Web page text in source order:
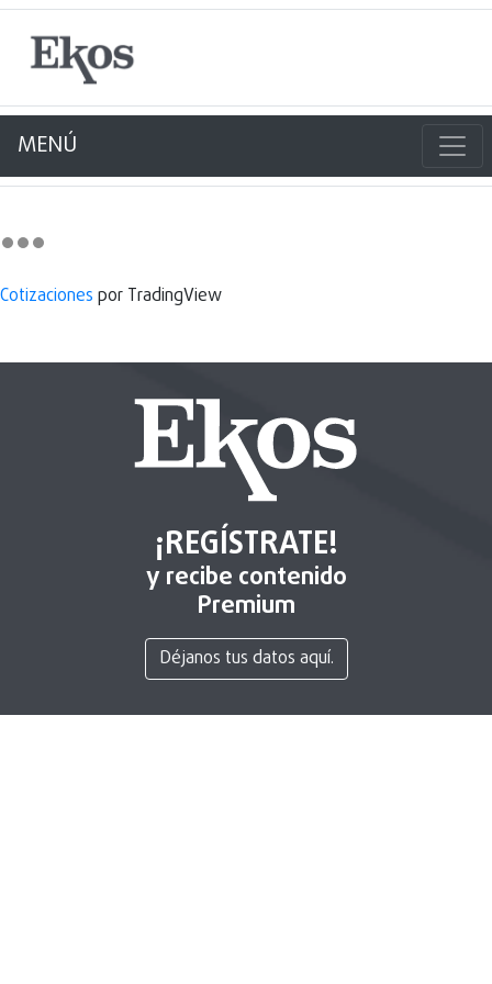
MENÚ
Cotizaciones por TradingView
¡REGÍSTRATE!
y recibe contenido
Premium
Déjanos tus datos aquí.